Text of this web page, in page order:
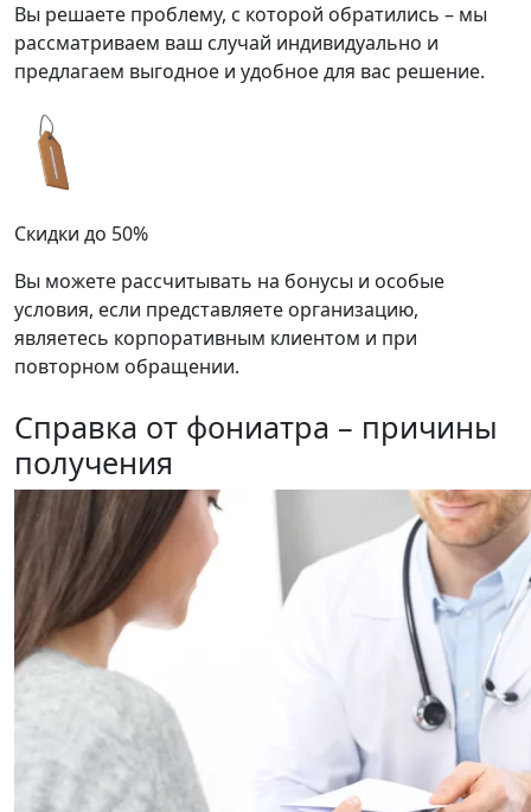
Вы решаете проблему, с которой обратились – мы
рассматриваем ваш случай индивидуально и
предлагаем выгодное и удобное для вас решение.
Скидки до 50%
Вы можете рассчитывать на бонусы и особые
условия, если представляете организацию,
являетесь корпоративным клиентом и при
повторном обращении.
Справка от фониатра – причины
получения